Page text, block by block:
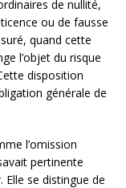
de nullité,
ou de fausse
quand cette
l’objet du risque
disposition
générale de
l’omission
pertinente
Elle se distingue de